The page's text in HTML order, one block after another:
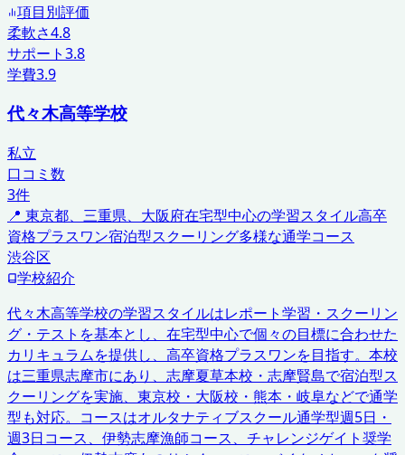
項目別評価
柔軟さ4.8
サポート3.8
学費3.9
代々木高等学校
私立
口コミ数
3件
📍 東京都、三重県、大阪府在宅型中心の学習スタイル高卒
資格プラスワン宿泊型スクーリング多様な通学コース
渋谷区
学校紹介
代々木高等学校の学習スタイルはレポート学習・スクーリン
グ・テストを基本とし、在宅型中心で個々の目標に合わせた
カリキュラムを提供し、高卒資格プラスワンを目指す。本校
は三重県志摩市にあり、志摩夏草本校・志摩賢島で宿泊型ス
クーリングを実施、東京校・大阪校・熊本・岐阜などで通学
型も対応。コースはオルタナティブスクール通学型週5日・
週3日コース、伊勢志摩漁師コース、チャレンジゲイト奨学